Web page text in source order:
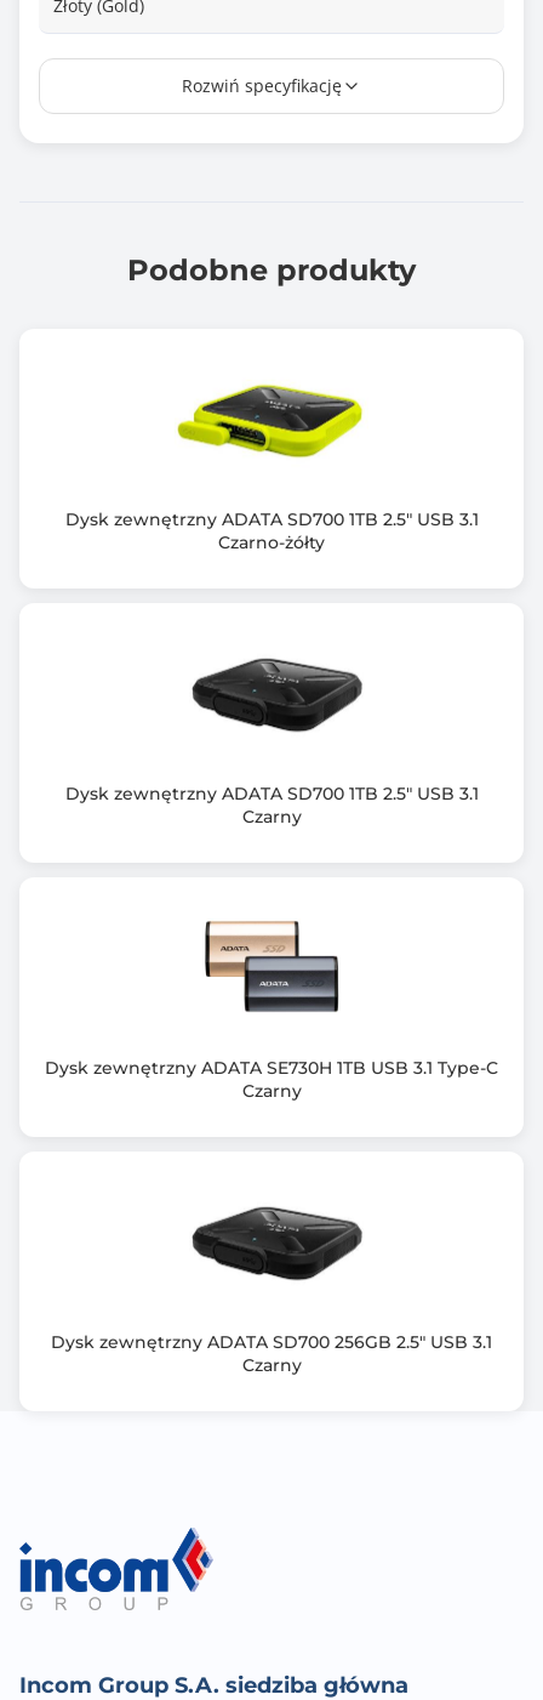
Złoty (Gold)
Informacje dodatkowe
Dedykowany systemom Mac
Klasa szczelności: IP55
Współpracuje z Apple FileVault
Rozwiń specyfikację
Podobne produkty
Dysk zewnętrzny ADATA SD700 1TB 2.5" USB 3.1
Czarno-żółty
Dysk zewnętrzny ADATA SD700 1TB 2.5" USB 3.1
Czarny
Dysk zewnętrzny ADATA SE730H 1TB USB 3.1 Type-C
Czarny
Dysk zewnętrzny ADATA SD700 256GB 2.5" USB 3.1
Czarny
Incom Group S.A. siedziba główna